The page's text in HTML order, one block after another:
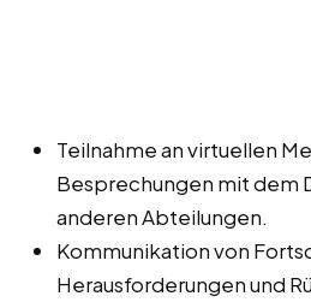
Teilnahme an virtuellen
Besprechungen mit dem
anderen Abteilungen.
Kommunikation von
Herausforderungen und